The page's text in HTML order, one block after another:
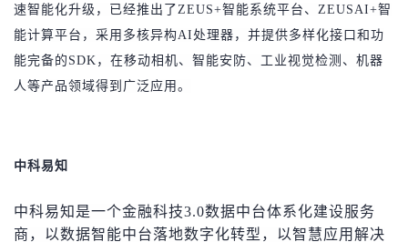
速智能化升级，已经推出了ZEUS+智能系统平台、ZEUSAI+智
能计算平台，采用多核异构AI处理器，并提供多样化接口和功
能完备的SDK，在移动相机、智能安防、工业视觉检测、机器
人等产品领域得到广泛应用。
中科易知
中科易知是一个金融科技3.0数据中台体系化建设服务
商，以数据智能中台落地数字化转型，以智慧应用解决